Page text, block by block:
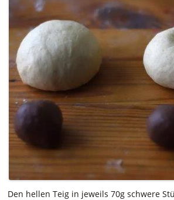
Den hellen Teig in jeweils 70g schwere